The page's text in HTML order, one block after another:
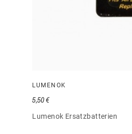
LUMENOK
Lumenok Ersatzbatterien
5,50 €